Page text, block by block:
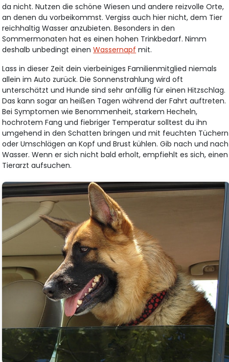
da nicht. Nutzen die schöne Wiesen und andere reizvolle Orte,
an denen du vorbeikommst. Vergiss auch hier nicht, dem Tier
reichhaltig Wasser anzubieten. Besonders in den
Sommermonaten hat es einen hohen Trinkbedarf. Nimm
deshalb unbedingt einenWassernapf mit.
Lass in dieser Zeit dein vierbeiniges Familienmitglied niemals
allein im Auto zurück. Die Sonnenstrahlung wird oft
unterschätzt und Hunde sind sehr anfällig für einen Hitzschlag.
Das kann sogar an heißen Tagen während der Fahrt auftreten.
Bei Symptomen wie Benommenheit, starkem Hecheln,
hochrotem Fang und fiebriger Temperatur solltest du ihn
umgehend in den Schatten bringen und mit feuchten Tüchern
oder Umschlägen an Kopf und Brust kühlen. Gib nach und nach
Wasser. Wenn er sich nicht bald erholt, empfiehlt es sich, einen
Tierarzt aufsuchen.